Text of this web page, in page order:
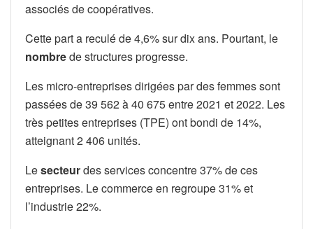
associés de coopératives.
Cette part a reculé de 4,6% sur dix ans. Pourtant, le
nombrede structures progresse.
Les micro-entreprises dirigées par des femmes sont
passées de 39 562 à 40 675 entre 2021 et 2022. Les
très petites entreprises (TPE) ont bondi de 14%,
atteignant 2 406 unités.
Lesecteurdes services concentre 37% de ces
entreprises. Le commerce en regroupe 31% et
l’industrie 22%.